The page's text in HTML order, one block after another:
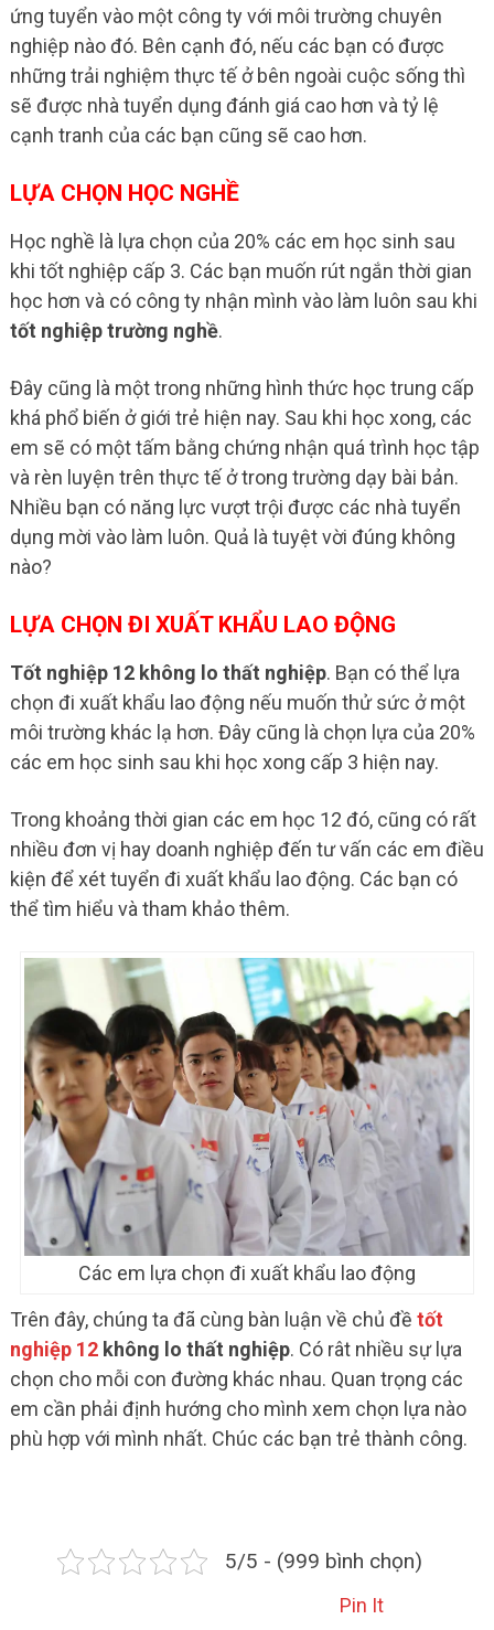
ứng tuyển vào một công ty với môi trường chuyên
nghiệp nào đó. Bên cạnh đó, nếu các bạn có được
những trải nghiệm thực tế ở bên ngoài cuộc sống thì
sẽ được nhà tuyển dụng đánh giá cao hơn và tỷ lệ
cạnh tranh của các bạn cũng sẽ cao hơn.
LỰA CHỌN HỌC NGHỀ
Học nghề là lựa chọn của 20% các em học sinh sau
khi tốt nghiệp cấp 3. Các bạn muốn rút ngắn thời gian
học hơn và có công ty nhận mình vào làm luôn sau khi
tốt nghiệp trường nghề.
Đây cũng là một trong những hình thức học trung cấp
khá phổ biến ở giới trẻ hiện nay. Sau khi học xong, các
em sẽ có một tấm bằng chứng nhận quá trình học tập
và rèn luyện trên thực tế ở trong trường dạy bài bản.
Nhiều bạn có năng lực vượt trội được các nhà tuyển
dụng mời vào làm luôn. Quả là tuyệt vời đúng không
nào?
LỰA CHỌN ĐI XUẤT KHẨU LAO ĐỘNG
Tốt nghiệp 12 không lo thất nghiệp. Bạn có thể lựa
chọn đi xuất khẩu lao động nếu muốn thử sức ở một
môi trường khác lạ hơn. Đây cũng là chọn lựa của 20%
các em học sinh sau khi học xong cấp 3 hiện nay.
Trong khoảng thời gian các em học 12 đó, cũng có rất
nhiều đơn vị hay doanh nghiệp đến tư vấn các em điều
kiện để xét tuyển đi xuất khẩu lao động. Các bạn có
thể tìm hiểu và tham khảo thêm.
Các em lựa chọn đi xuất khẩu lao động
Trên đây, chúng ta đã cùng bàn luận về chủ đề tốt
nghiệp 12không lo thất nghiệp. Có rât nhiều sự lựa
chọn cho mỗi con đường khác nhau. Quan trọng các
em cần phải định hướng cho mình xem chọn lựa nào
phù hợp với mình nhất. Chúc các bạn trẻ thành công.
5/5 - (999 bình chọn)
Pin It